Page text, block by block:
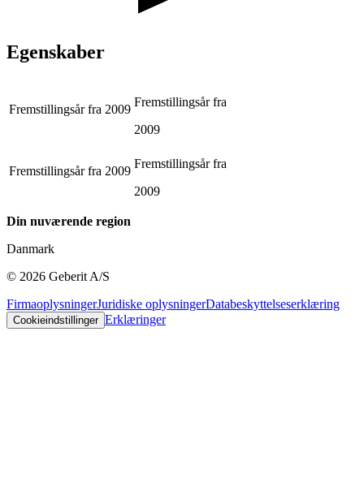
Egenskaber
Fremstillingsår fra 2009
Fremstillingsår fra
2009
Fremstillingsår fra 2009
Fremstillingsår fra
2009
Din nuværende region
Danmark
© 2026 Geberit A/S
FirmaoplysningerJuridiske oplysningerDatabeskyttelseserklæring
Cookieindstillinger Erklæringer